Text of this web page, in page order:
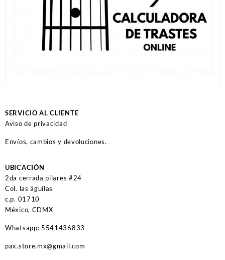
SERVICIO AL CLIENTE
Aviso de privacidad
Envíos, cambios y devoluciones.
UBICACIÓN
2da cerrada pilares #24
Col. las águilas
c.p. 01710
México, CDMX
Whatsapp: 5541436833
pax.store.mx@gmail.com